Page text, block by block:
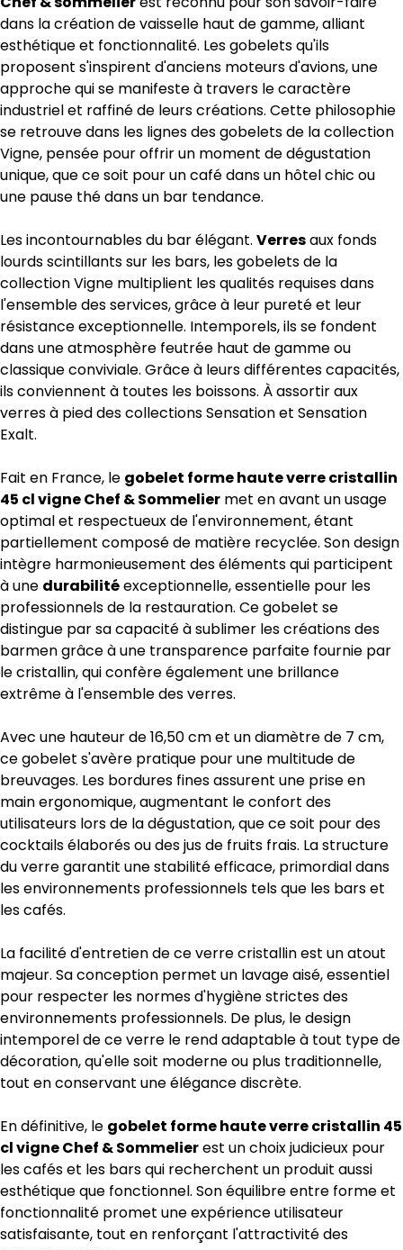
dans la création de vaisselle haut de gamme, alliant
esthétique et fonctionnalité. Les gobelets qu'ils
proposent s'inspirent d'anciens moteurs d'avions, une
approche qui se manifeste à travers le caractère
industriel et raffiné de leurs créations. Cette philosophie
se retrouve dans les lignes des gobelets de la collection
Vigne, pensée pour offrir un moment de dégustation
unique, que ce soit pour un café dans un hôtel chic ou
une pause thé dans un bar tendance.
Les incontournables du bar élégant. Verresaux fonds
lourds scintillants sur les bars, les gobelets de la
collection Vigne multiplient les qualités requises dans
l'ensemble des services, grâce à leur pureté et leur
résistance exceptionnelle. Intemporels, ils se fondent
dans une atmosphère feutrée haut de gamme ou
classique conviviale. Grâce à leurs différentes capacités,
ils conviennent à toutes les boissons. À assortir aux
verres à pied des collections Sensation et Sensation
Exalt.
Fait en France, le gobelet forme haute verre cristallin
45 cl vigne Chef & Sommelier met en avant un usage
optimal et respectueux de l'environnement, étant
partiellement composé de matière recyclée. Son design
intègre harmonieusement des éléments qui participent
à une durabilitéexceptionnelle, essentielle pour les
professionnels de la restauration. Ce gobelet se
distingue par sa capacité à sublimer les créations des
barmen grâce à une transparence parfaite fournie par
le cristallin, qui confère également une brillance
extrême à l'ensemble des verres.
Avec une hauteur de 16,50 cm et un diamètre de 7 cm,
ce gobelet s'avère pratique pour une multitude de
breuvages. Les bordures fines assurent une prise en
main ergonomique, augmentant le confort des
utilisateurs lors de la dégustation, que ce soit pour des
cocktails élaborés ou des jus de fruits frais. La structure
du verre garantit une stabilité efficace, primordial dans
les environnements professionnels tels que les bars et
les cafés.
La facilité d'entretien de ce verre cristallin est un atout
majeur. Sa conception permet un lavage aisé, essentiel
pour respecter les normes d'hygiène strictes des
environnements professionnels. De plus, le design
intemporel de ce verre le rend adaptable à tout type de
décoration, qu'elle soit moderne ou plus traditionnelle,
tout en conservant une élégance discrète.
En définitive, le gobelet forme haute verre cristallin 45
cl vigne Chef & Sommelierest un choix judicieux pour
les cafés et les bars qui recherchent un produit aussi
esthétique que fonctionnel. Son équilibre entre forme et
fonctionnalité promet une expérience utilisateur
satisfaisante, tout en renforçant l'attractivité des